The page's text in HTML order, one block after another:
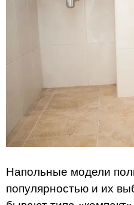
Напольные модели
популярностью и их